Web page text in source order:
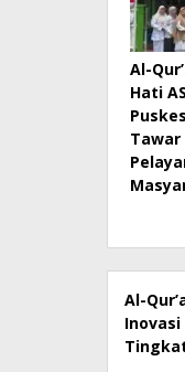
Al-
Hati
Al-